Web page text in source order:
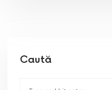
Caută